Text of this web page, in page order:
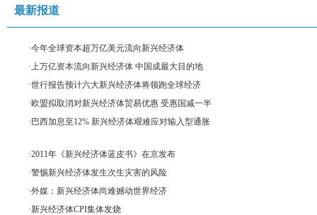
最新报道
·今年全球资本超万亿美元流向新兴经济体
·上万亿资本流向新兴经济体 中国成最大目的地
·世行报告预计六大新兴经济体将领跑全球经济
·欧盟拟取消对新兴经济体贸易优惠 受惠国减一半
· 巴西加息至12% 新兴经济体艰难应对输入型通胀
·2011年《新兴经济体蓝皮书》在京发布
·警惕新兴经济体发生次生灾害的风险
·外媒：新兴经济体尚难撼动世界经济
·新兴经济体CPI集体发烧